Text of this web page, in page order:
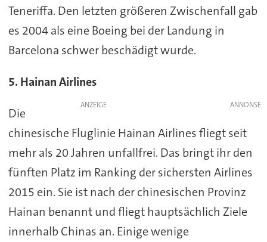
Teneriffa. Den letzten größeren Zwischenfall gab
es 2004 als eine Boeing bei der Landung in
Barcelona schwer beschädigt wurde.
5. Hainan Airlines
ANZEIGE
Die
chinesische Fluglinie Hainan Airlines fliegt seit
mehr als 20 Jahren unfallfrei. Das bringt ihr den
fünften Platz im Ranking der sichersten Airlines
2015 ein. Sie ist nach der chinesischen Provinz
Hainan benannt und fliegt hauptsächlich Ziele
innerhalb Chinas an. Einige wenige